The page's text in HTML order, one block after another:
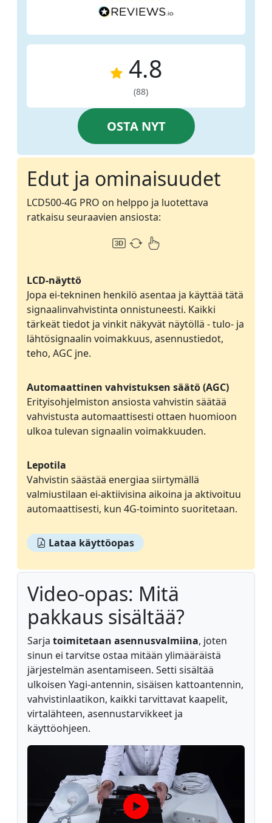
4.8
(88)
OSTA NYT
Edut ja ominaisuudet
LCD500-4G PRO on helppo ja luotettava
ratkaisu seuraavien ansiosta:
LCD-näyttö
Jopa ei-tekninen henkilö asentaa ja käyttää tätä
signaalinvahvistinta onnistuneesti. Kaikki
tärkeät tiedot ja vinkit näkyvät näytöllä - tulo- ja
lähtösignaalin voimakkuus, asennustiedot,
teho, AGC jne.
Automaattinen vahvistuksen säätö (AGC)
Erityisohjelmiston ansiosta vahvistin säätää
vahvistusta automaattisesti ottaen huomioon
ulkoa tulevan signaalin voimakkuuden.
Lepotila
Vahvistin säästää energiaa siirtymällä
valmiustilaan ei-aktiivisina aikoina ja aktivoituu
automaattisesti, kun 4G-toiminto suoritetaan.
Lataa käyttöopas
Video-opas: Mitä
pakkaus sisältää?
Sarja toimitetaan asennusvalmiina, joten
sinun ei tarvitse ostaa mitään ylimääräistä
järjestelmän asentamiseen. Setti sisältää
ulkoisen Yagi-antennin, sisäisen kattoantennin,
vahvistinlaatikon, kaikki tarvittavat kaapelit,
virtalähteen, asennustarvikkeet ja
käyttöohjeen.